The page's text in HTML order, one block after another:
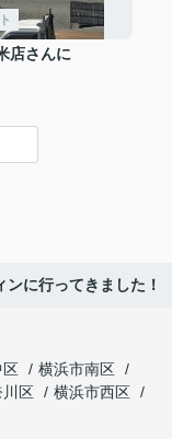
店さんに
に行ってきました！
区
横浜市南区
川区
横浜市西区